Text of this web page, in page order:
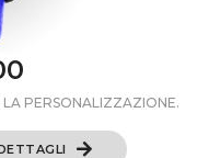
PERSONALIZZAZIONE.